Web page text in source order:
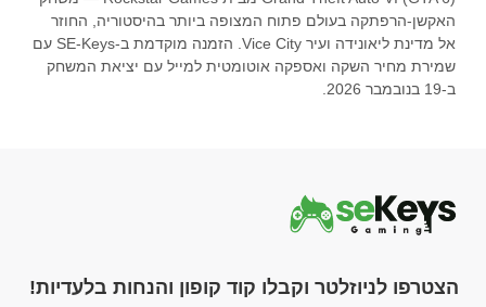
האקשן-הרפתקה בעולם פתוח המצופה ביותר בהיסטוריה, החוזר
אל מדינת ליאונידה ועיר Vice City. הזמנה מוקדמת ב-SE-Keys עם
שמירת מחיר השקה ואספקה אוטומטית למייל עם יציאת המשחק
ב-19 בנובמבר 2026.
הצטרפו לניוזלטר וקבלו קוד קופון והנחות בלעדיות!